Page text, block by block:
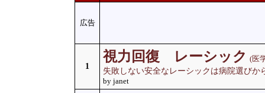
広告
1
視力回復 レーシック (医
失敗しない安全なレーシックは病院選びか
by janet